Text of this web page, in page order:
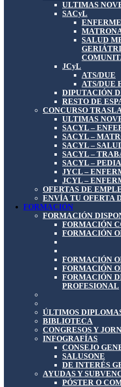
ULTIMAS
SACyL
SALUD
JCyL
ATS/DUE
ATS/DUE
DIPUTACIÓN
RESTO DE
CONCURSO
ULTIMAS
SACYL –
SACYL –
SACYL –
SACYL –
SACYL –
JYCL –
JCYL –
OFERTAS DE
ENVÍA TU OFERTA
FORMACIÓN
FORMACIÓN
FORMACIÓN
FORMACIÓN
FORMACIÓN
FORMACIÓN
FORMACIÓN
PROFESIONAL
ÚLTIMOS
BIBLIOTECA
CONGRESOS Y
INFOGRAFÍAS
CONSEJO
SALUSONE
DE INTERÉS
AYUDAS Y
PÓSTER O